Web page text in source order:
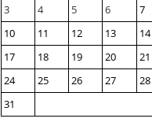
3
4 5 6 7
10
11 12 13 14
17
18 19 20 21
24
25 26 27 28
31